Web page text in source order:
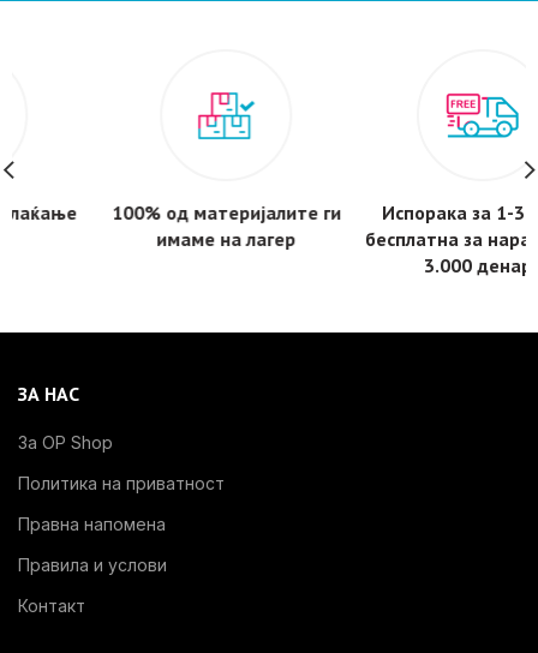
100% од материјалите ги
имаме на лагер
Испорака за 1-3 дена -
бесплатнa за нарачки над
3.000 денари
ЗА НАС
За OP Shop
Политика на приватност
Правна напомена
Правила и услови
Контакт